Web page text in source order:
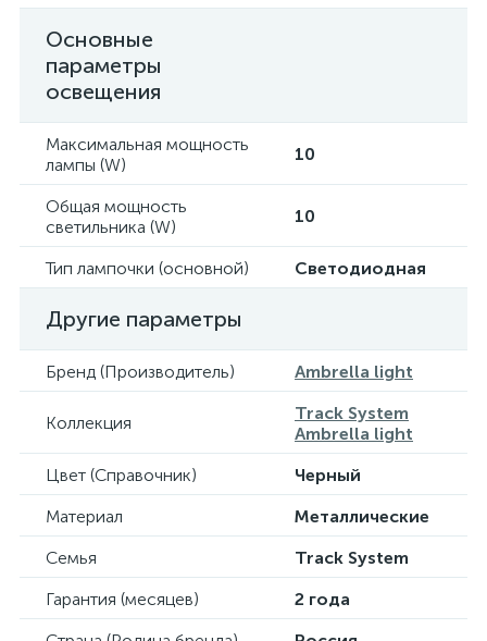
Основные
параметры
освещения
Максимальная мощность
лампы (W)
10
Общая мощность
светильника (W)
10
Тип лампочки (основной) Светодиодная
Другие параметры
Бренд (Производитель) Ambrella light
Коллекция
Track System
Ambrella light
Цвет (Справочник)
Черный
Материал
Металлические
Семья
Track System
Гарантия (месяцев)
2 года